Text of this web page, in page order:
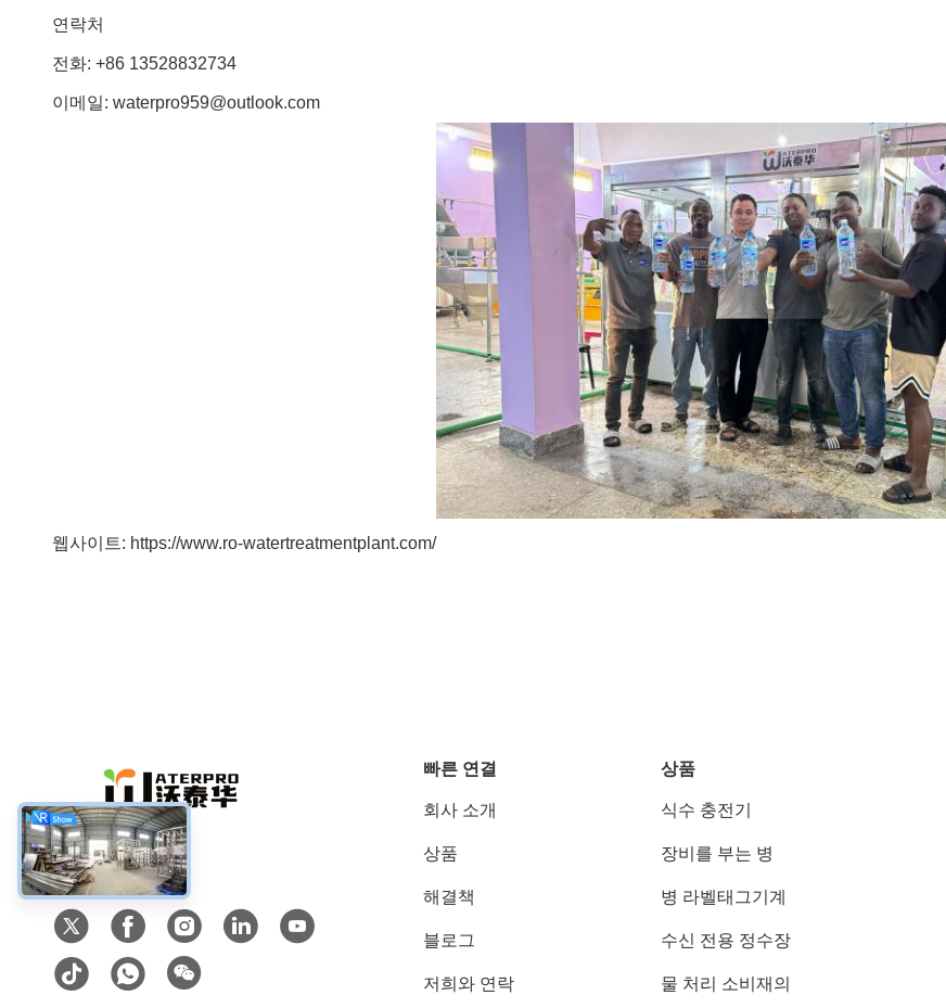
연락처
전화: +86 13528832734
이메일: waterpro959@outlook.com
웹사이트: https://www.ro-watertreatmentplant.com/
소셜 미디어
빠른 연결
회사 소개
상품
해결책
블로그
저희와 연락
상품
식수 충전기
장비를 부는 병
병 라벨태그기계
수신 전용 정수장
물 처리 소비재의